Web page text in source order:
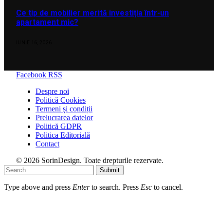
Ce tip de mobilier merită investiția într-un
apartament mic?
Facebook RSS
Despre noi
Politică Cookies
Termeni și condiții
Prelucrarea datelor
Politică GDPR
Politica Editorială
Contact
© 2026 SorinDesign. Toate drepturile rezervate.
Submit
Type above and press Enterto search. Press Esc to cancel.